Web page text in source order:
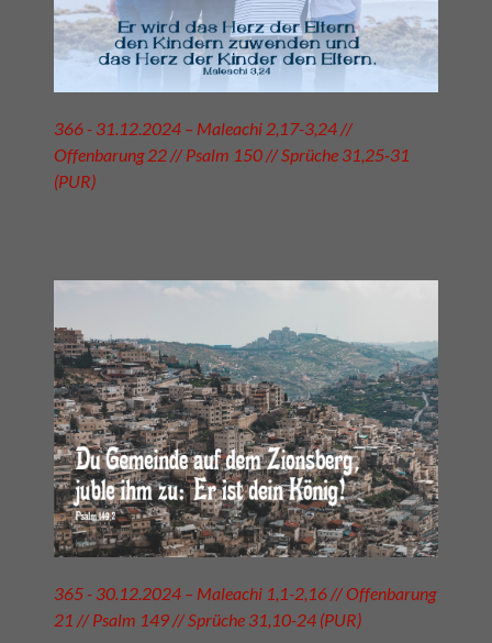
366 - 31.12.2024 – Maleachi 2,17-3,24 //
Offenbarung 22 // Psalm 150 // Sprüche 31,25-31
(PUR)
365 - 30.12.2024 – Maleachi 1,1-2,16 // Offenbarung
21 // Psalm 149 // Sprüche 31,10-24 (PUR)